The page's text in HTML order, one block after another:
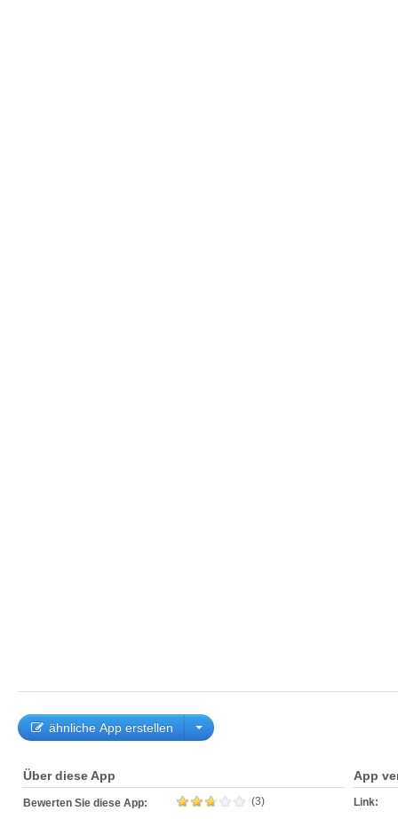
ähnliche App erstellen
Über diese App
Bewerten Sie diese App: (3)
App
Link: